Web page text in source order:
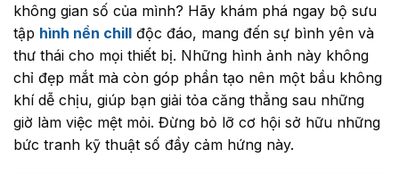
không gian số của mình? Hãy khám phá ngay bộ sưu
tập hình nền chill độc đáo, mang đến sự bình yên và
thư thái cho mọi thiết bị. Những hình ảnh này không
chỉ đẹp mắt mà còn góp phần tạo nên một bầu không
khí dễ chịu, giúp bạn giải tỏa căng thẳng sau những
giờ làm việc mệt mỏi. Đừng bỏ lỡ cơ hội sở hữu những
bức tranh kỹ thuật số đầy cảm hứng này.